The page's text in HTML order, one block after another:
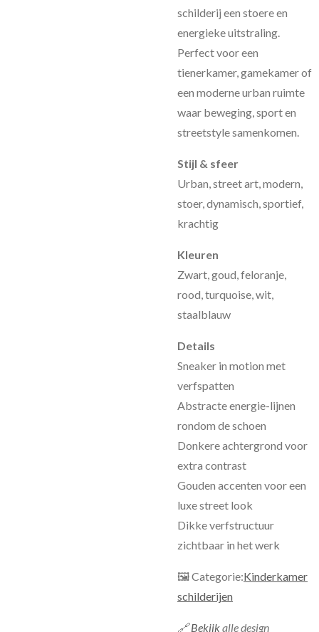
schilderij een stoere en
energieke uitstraling.
Perfect voor een
tienerkamer, gamekamer of
een moderne urban ruimte
waar beweging, sport en
streetstyle samenkomen.
Stijl & sfeer
Urban, street art, modern,
stoer, dynamisch, sportief,
krachtig
Kleuren
Zwart, goud, feloranje,
rood, turquoise, wit,
staalblauw
Details
Sneaker in motion met
verfspatten
Abstracte energie-lijnen
rondom de schoen
Donkere achtergrond voor
extra contrast
Gouden accenten voor een
luxe street look
Dikke verfstructuur
zichtbaar in het werk
🖼 Categorie:Kinderkamer
schilderijen
🔗Bekijkalle design